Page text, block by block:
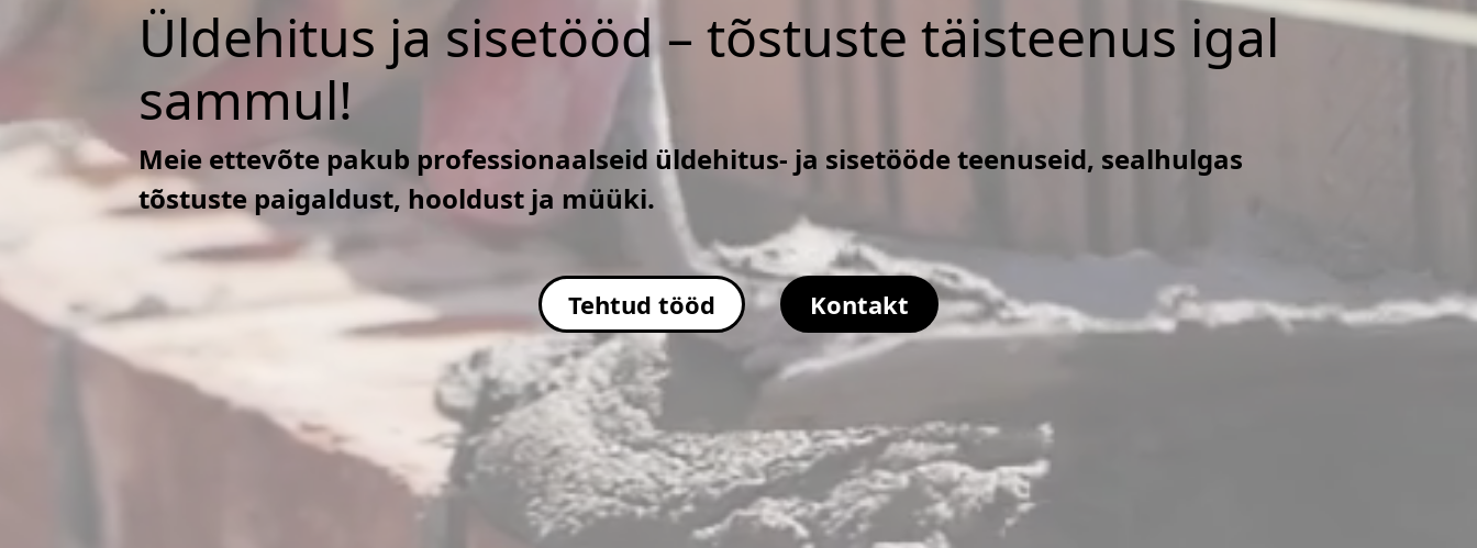
Üldehitus ja sisetööd – tõstuste täisteenus igal
sammul!
Meie ettevõte pakub professionaalseid üldehitus- ja sisetööde teenuseid, sealhulgas
tõstuste paigaldust, hooldust ja müüki.
Tehtud tööd Kontakt